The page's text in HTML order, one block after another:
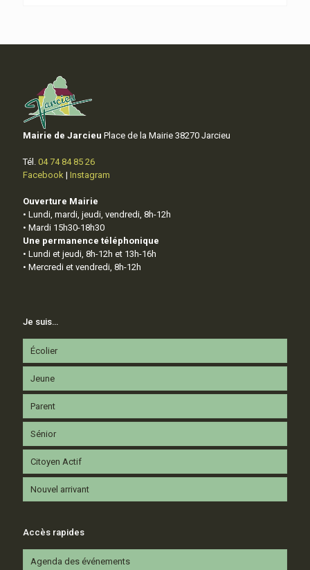
Mairie de Jarcieu Place de la Mairie 38270 Jarcieu
Tél. 04 74 84 85 26
Facebook | Instagram
Ouverture Mairie
• Lundi, mardi, jeudi, vendredi, 8h-12h
• Mardi 15h30-18h30
Une permanence téléphonique
• Lundi et jeudi, 8h-12h et 13h-16h
• Mercredi et vendredi, 8h-12h
Je suis…
Écolier
Jeune
Parent
Sénior
Citoyen Actif
Nouvel arrivant
Accès rapides
Agenda des événements